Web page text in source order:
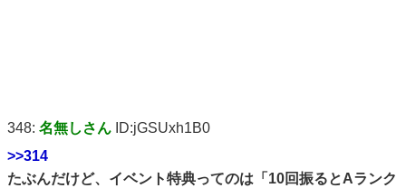
348: 名無しさん ID:jGSUxh1B0
>>314
たぶんだけど、イベント特典ってのは「10回振るとAランク